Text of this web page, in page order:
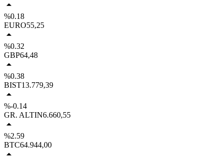
%0.18
EURO55,25
%0.32
GBP64,48
%0.38
BIST13.779,39
%-0.14
GR. ALTIN6.660,55
%2.59
BTC64.944,00